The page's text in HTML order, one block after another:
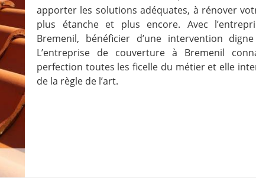
apporter les solutions adéquates, à rénover
plus étanche et plus encore. Avec
Bremenil, bénéficier d’une intervention
L’entreprise de couverture à Bremenil
perfection toutes les ficelle du métier et elle
de la règle de l’art.